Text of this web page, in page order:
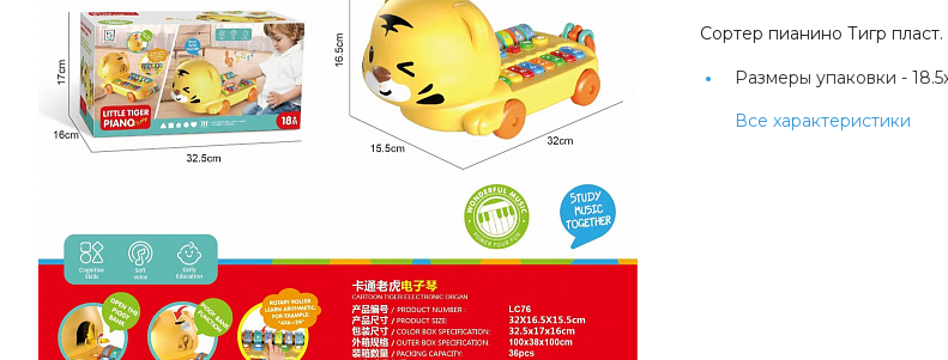
Сортер пианино Тигр пласт.
Размеры упаковки -
Все характеристики